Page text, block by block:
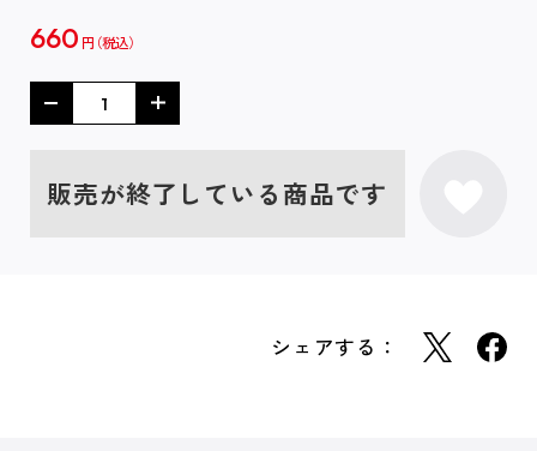
660 円
販売が終了している商品です
シェアする：